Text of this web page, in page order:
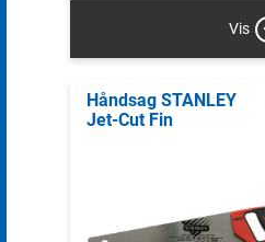
Vis
Håndsag STANLEY
Jet-Cut Fin